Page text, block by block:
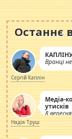
Останнє
Вранці
Сергій Каплін
Медіа-
утисків
8
Надія Труш